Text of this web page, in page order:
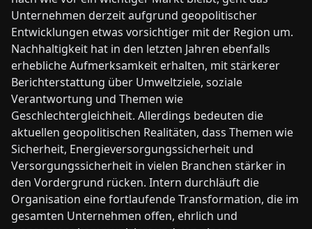
Unternehmen derzeit aufgrund geopolitischer
Entwicklungen etwas vorsichtiger mit der Region um.
Nachhaltigkeit hat in den letzten Jahren ebenfalls
erhebliche Aufmerksamkeit erhalten, mit stärkerer
Berichterstattung über Umweltziele, soziale
Verantwortung und Themen wie
Geschlechtergleichheit. Allerdings bedeuten die
aktuellen geopolitischen Realitäten, dass Themen wie
Sicherheit, Energieversorgungssicherheit und
Versorgungssicherheit in vielen Branchen stärker in
den Vordergrund rücken. Intern durchläuft die
Organisation eine fortlaufende Transformation, die im
gesamten Unternehmen offen, ehrlich und